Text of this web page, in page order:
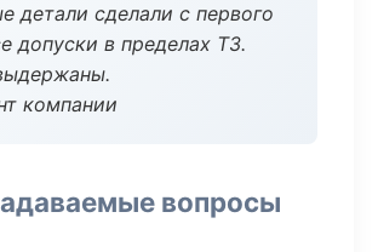
детали сделали с первого
допуски в пределах ТЗ.
компании
вопросы